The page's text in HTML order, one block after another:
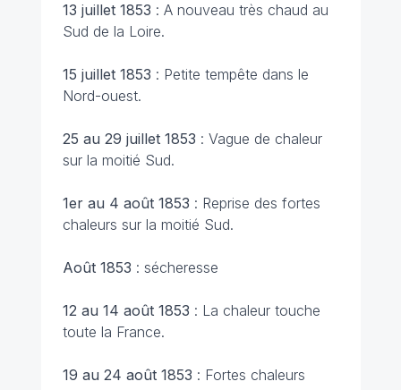
13 juillet 1853 : A nouveau très chaud au
Sud de la Loire.
15 juillet 1853 : Petite tempête dans le
Nord-ouest.
25 au 29 juillet 1853 : Vague de chaleur
sur la moitié Sud.
1er au 4 août 1853 : Reprise des fortes
chaleurs sur la moitié Sud.
Août 1853 : sécheresse
12 au 14 août 1853 : La chaleur touche
toute la France.
19 au 24 août 1853 : Fortes chaleurs